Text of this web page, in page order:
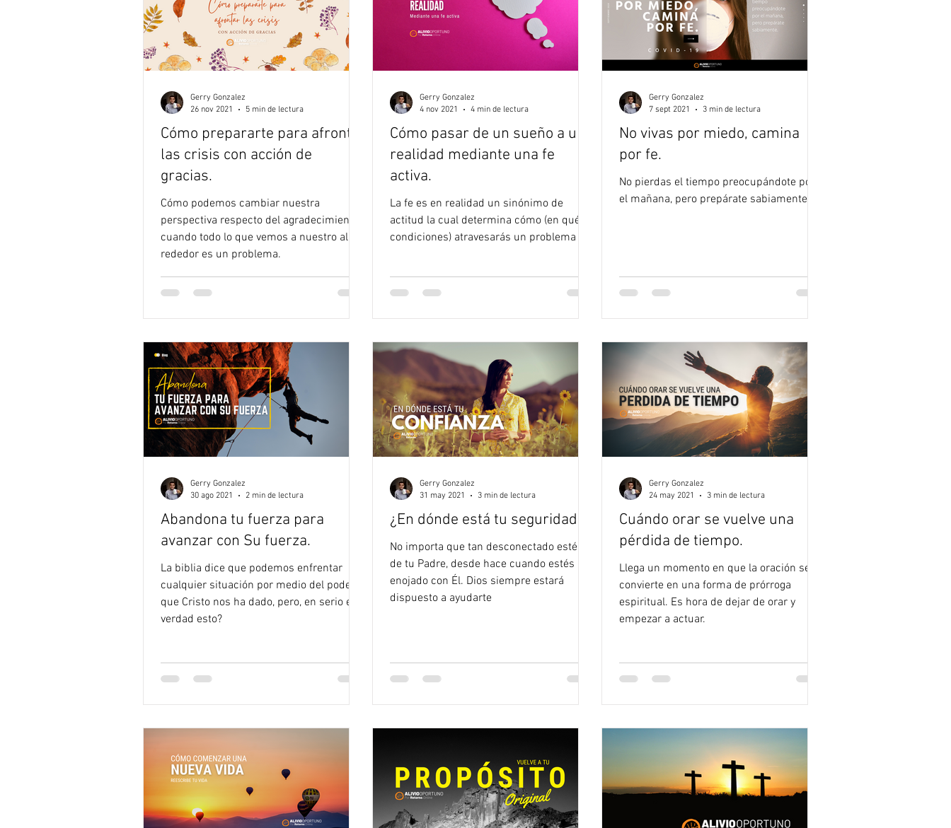
Cómo prepararte para afrontar
las crisis con acción de
gracias.
Cómo podemos cambiar nuestra
perspectiva respecto del agradecimiento
cuando todo lo que vemos a nuestro al
rededor es un problema.
Gerry Gonzalez
26 nov 2021
5 min de lectura
Cómo pasar de un sueño a una
realidad mediante una fe
activa.
La fe es en realidad un sinónimo de
actitud la cual determina cómo (en qué
condiciones) atravesarás un problema
Gerry Gonzalez
4 nov 2021
4 min de lectura
No vivas por miedo, camina
por fe.
No pierdas el tiempo preocupándote por
el mañana, pero prepárate sabiamente.
Gerry Gonzalez
7 sept 2021
3 min de lectura
Abandona tu fuerza para
avanzar con Su fuerza.
La biblia dice que podemos enfrentar
cualquier situación por medio del poder
que Cristo nos ha dado, pero, en serio es
verdad esto?
Gerry Gonzalez
30 ago 2021
2 min de lectura
¿En dónde está tu seguridad?
No importa que tan desconectado estés
de tu Padre, desde hace cuando estés
enojado con Él. Dios siempre estará
dispuesto a ayudarte
Gerry Gonzalez
31 may 2021
3 min de lectura
Cuándo orar se vuelve una
pérdida de tiempo.
Llega un momento en que la oración se
convierte en una forma de prórroga
espiritual. Es hora de dejar de orar y
empezar a actuar.
Gerry Gonzalez
24 may 2021
3 min de lectura